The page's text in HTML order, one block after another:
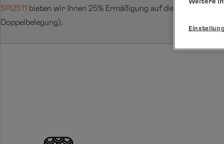
SPI2511 bieten wir Ihnen 25% Ermäßigung auf die Seereise der
Doppelbelegung).